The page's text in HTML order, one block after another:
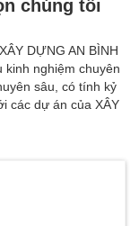
chúng tôi
DỰNG AN BÌNH
nghiệm chuyên
sâu, có tính kỷ
các dự án của XÂY